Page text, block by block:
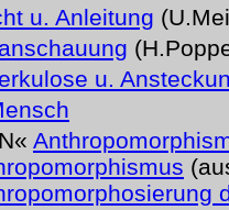
u. Anleitung
u.